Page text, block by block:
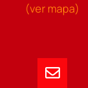
(ver mapa)